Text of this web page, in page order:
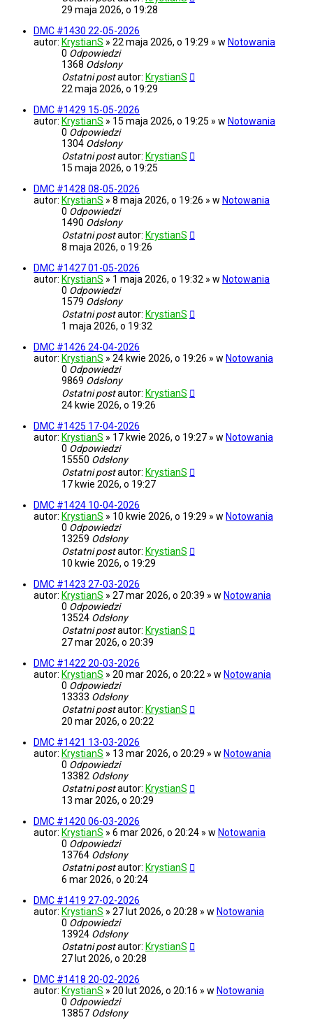
29 maja 2026, o 19:28
DMC #1430 22-05-2026
autor: KrystianS » 22 maja 2026, o 19:29 » w Notowania
0 Odpowiedzi
1368 Odsłony
Ostatni postautor: KrystianS
22 maja 2026, o 19:29
DMC #1429 15-05-2026
autor: KrystianS » 15 maja 2026, o 19:25 » w Notowania
0 Odpowiedzi
1304 Odsłony
Ostatni postautor: KrystianS
15 maja 2026, o 19:25
DMC #1428 08-05-2026
autor: KrystianS » 8 maja 2026, o 19:26 » w Notowania
0 Odpowiedzi
1490 Odsłony
Ostatni postautor: KrystianS
8 maja 2026, o 19:26
DMC #1427 01-05-2026
autor: KrystianS » 1 maja 2026, o 19:32 » w Notowania
0 Odpowiedzi
1579 Odsłony
Ostatni postautor: KrystianS
1 maja 2026, o 19:32
DMC #1426 24-04-2026
autor: KrystianS » 24 kwie 2026, o 19:26 » w Notowania
0 Odpowiedzi
9869 Odsłony
Ostatni postautor: KrystianS
24 kwie 2026, o 19:26
DMC #1425 17-04-2026
autor: KrystianS » 17 kwie 2026, o 19:27 » w Notowania
0 Odpowiedzi
15550 Odsłony
Ostatni postautor: KrystianS
17 kwie 2026, o 19:27
DMC #1424 10-04-2026
autor: KrystianS » 10 kwie 2026, o 19:29 » w Notowania
0 Odpowiedzi
13259 Odsłony
Ostatni postautor: KrystianS
10 kwie 2026, o 19:29
DMC #1423 27-03-2026
autor: KrystianS » 27 mar 2026, o 20:39 » w Notowania
0 Odpowiedzi
13524 Odsłony
Ostatni postautor: KrystianS
27 mar 2026, o 20:39
DMC #1422 20-03-2026
autor: KrystianS » 20 mar 2026, o 20:22 » w Notowania
0 Odpowiedzi
13333 Odsłony
Ostatni postautor: KrystianS
20 mar 2026, o 20:22
DMC #1421 13-03-2026
autor: KrystianS » 13 mar 2026, o 20:29 » w Notowania
0 Odpowiedzi
13382 Odsłony
Ostatni postautor: KrystianS
13 mar 2026, o 20:29
DMC #1420 06-03-2026
autor: KrystianS » 6 mar 2026, o 20:24 » w Notowania
0 Odpowiedzi
13764 Odsłony
Ostatni postautor: KrystianS
6 mar 2026, o 20:24
DMC #1419 27-02-2026
autor: KrystianS » 27 lut 2026, o 20:28 » w Notowania
0 Odpowiedzi
13924 Odsłony
Ostatni postautor: KrystianS
27 lut 2026, o 20:28
DMC #1418 20-02-2026
autor: KrystianS » 20 lut 2026, o 20:16 » w Notowania
0 Odpowiedzi
13857 Odsłony